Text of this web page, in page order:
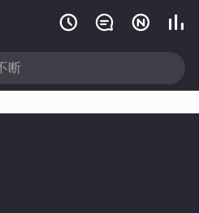
   